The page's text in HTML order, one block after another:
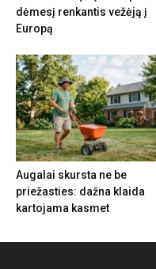
dėmesį renkantis vežėją į
Europą
Augalai skursta ne be
priežasties: dažna klaida
kartojama kasmet